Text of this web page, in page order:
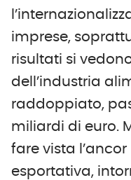
imprese,
risultati si
dell’industria
raddoppiato,
miliardi di euro.
fare vista
esportativa,